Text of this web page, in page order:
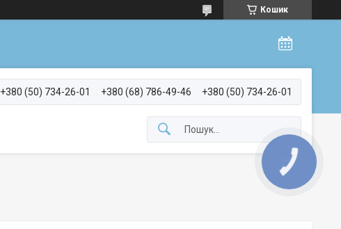
Кошик
+380 (50) 734-26-01 +380 (68) 786-49-46 +380 (50) 734-26-01
КНОПКА
ЗВ'ЯЗКУ